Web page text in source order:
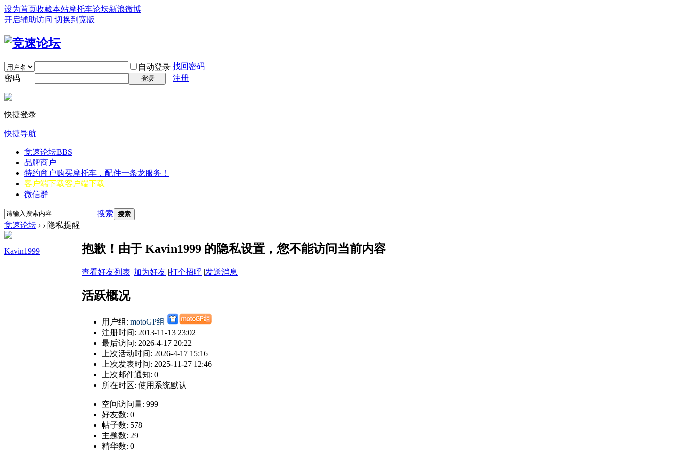
设为首页收藏本站摩托车论坛新浪微博
开启辅助访问 切换到宽版
自动登录 找回密码
密码
登录 注册
快捷登录
快捷导航
竞速论坛BBS
品牌商户
特约商户购买摩托车，配件一条龙服务！
客户端下载客户端下载
微信群
搜索 搜索
竞速论坛 › › 隐私提醒
Kavin1999 抱歉！由于 Kavin1999 的隐私设置，您不能访问当前内容
查看好友列表 |加为好友 |打个招呼 |发送消息
活跃概况
用户组: motoGP组
注册时间: 2013-11-13 23:02
最后访问: 2026-4-17 20:22
上次活动时间: 2026-4-17 15:16
上次发表时间: 2025-11-27 12:46
上次邮件通知: 0
所在时区: 使用系统默认
空间访问量: 999
好友数: 0
帖子数: 578
主题数: 29
精华数: 0